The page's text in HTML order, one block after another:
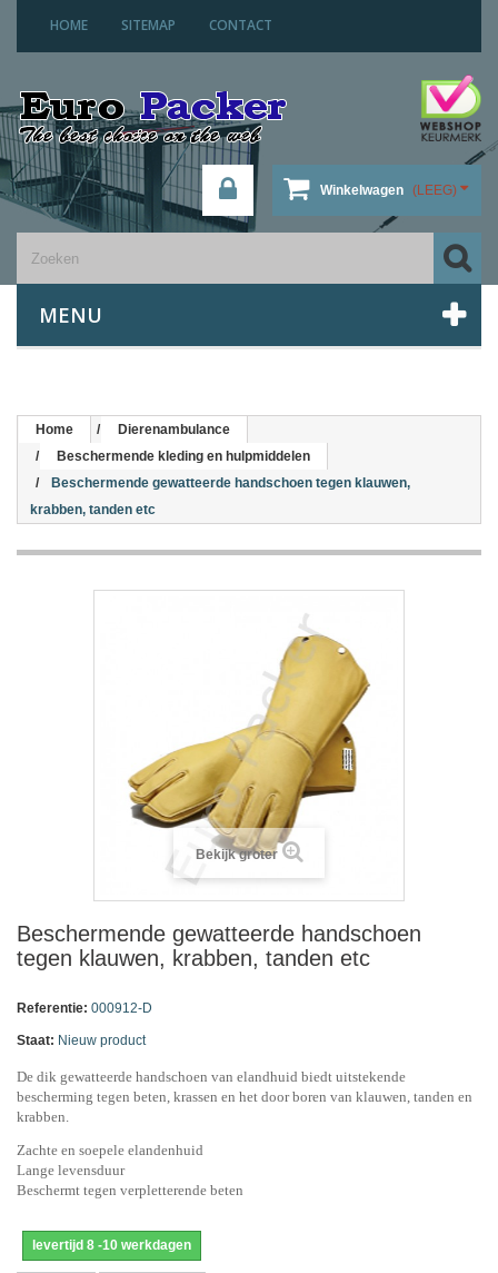
HOME SITEMAP CONTACT
Winkelwagen (LEEG)
MENU
Home
Dierenambulance
Beschermende kleding en hulpmiddelen
Beschermende gewatteerde handschoen tegen klauwen,
krabben, tanden etc
Bekijk groter
Beschermende gewatteerde handschoen
tegen klauwen, krabben, tanden etc
Referentie: 000912-D
Staat: Nieuw product
De dik gewatteerde handschoen van elandhuid biedt uitstekende
bescherming tegen beten, krassen en het door boren van klauwen, tanden en
krabben.
Zachte en soepele elandenhuid
Lange levensduur
Beschermt tegen verpletterende beten
levertijd 8 -10 werkdagen